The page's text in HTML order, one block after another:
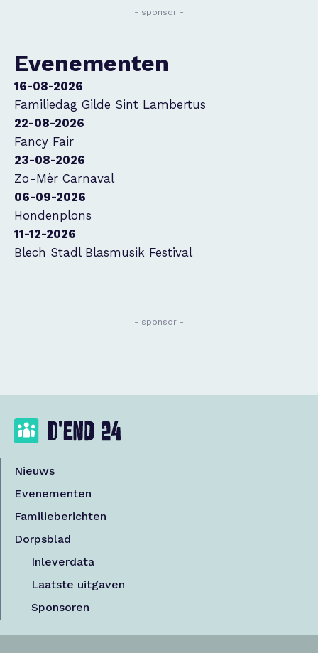
- sponsor -
Evenementen
16-08-2026
Familiedag Gilde Sint Lambertus
22-08-2026
Fancy Fair
23-08-2026
Zo-Mèr Carnaval
06-09-2026
Hondenplons
11-12-2026
Blech Stadl Blasmusik Festival
- sponsor -
Nieuws
Evenementen
Familieberichten
Dorpsblad
Inleverdata
Laatste uitgaven
Sponsoren